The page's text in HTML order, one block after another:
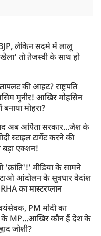
BJP, लेकिन सदमे में लालू
तो तेजस्वी के साथ हो
की आहट? राष्ट्रपति
मुनीर! आखिर मोहसिन
मोहरा?
अब अर्पिता सरकार...जैश के
स्टाइल टार्गेट करने की
बड़ा एक्शन!
'क्रांति'!' मीडिया के सामने
आंदोलन के सूत्रधार वेदांश
RHA का मास्टरप्लान
PM मोदी का
के MP...आखिर कौन हैं देश के
जोशी?